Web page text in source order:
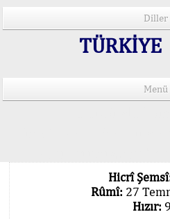
Diller
Menü
Hicrî
Rûmî: 27
Hızır: